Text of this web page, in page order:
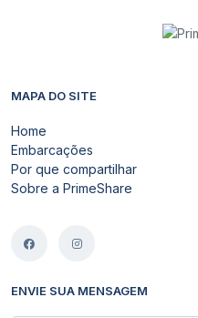
MAPA DO SITE
Home
Embarcações
Por que compartilhar
Sobre a PrimeShare
ENVIE SUA MENSAGEM